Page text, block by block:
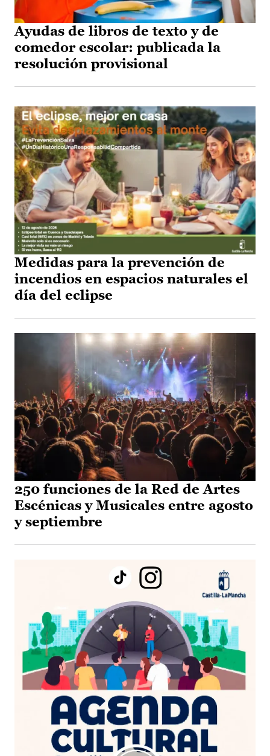
Ayudas de libros de texto y de
comedor escolar: publicada la
resolución provisional
Medidas para la prevención de
incendios en espacios naturales el
día del eclipse
250 funciones de la Red de Artes
Escénicas y Musicales entre agosto
y septiembre